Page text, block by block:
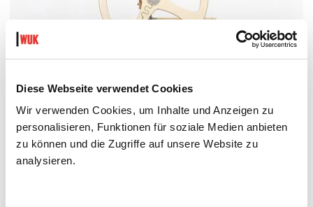
Diese Webseite verwendet Cookies
Wir verwenden Cookies, um Inhalte und Anzeigen zu
personalisieren, Funktionen für soziale Medien anbieten
zu können und die Zugriffe auf unsere Website zu
analysieren.